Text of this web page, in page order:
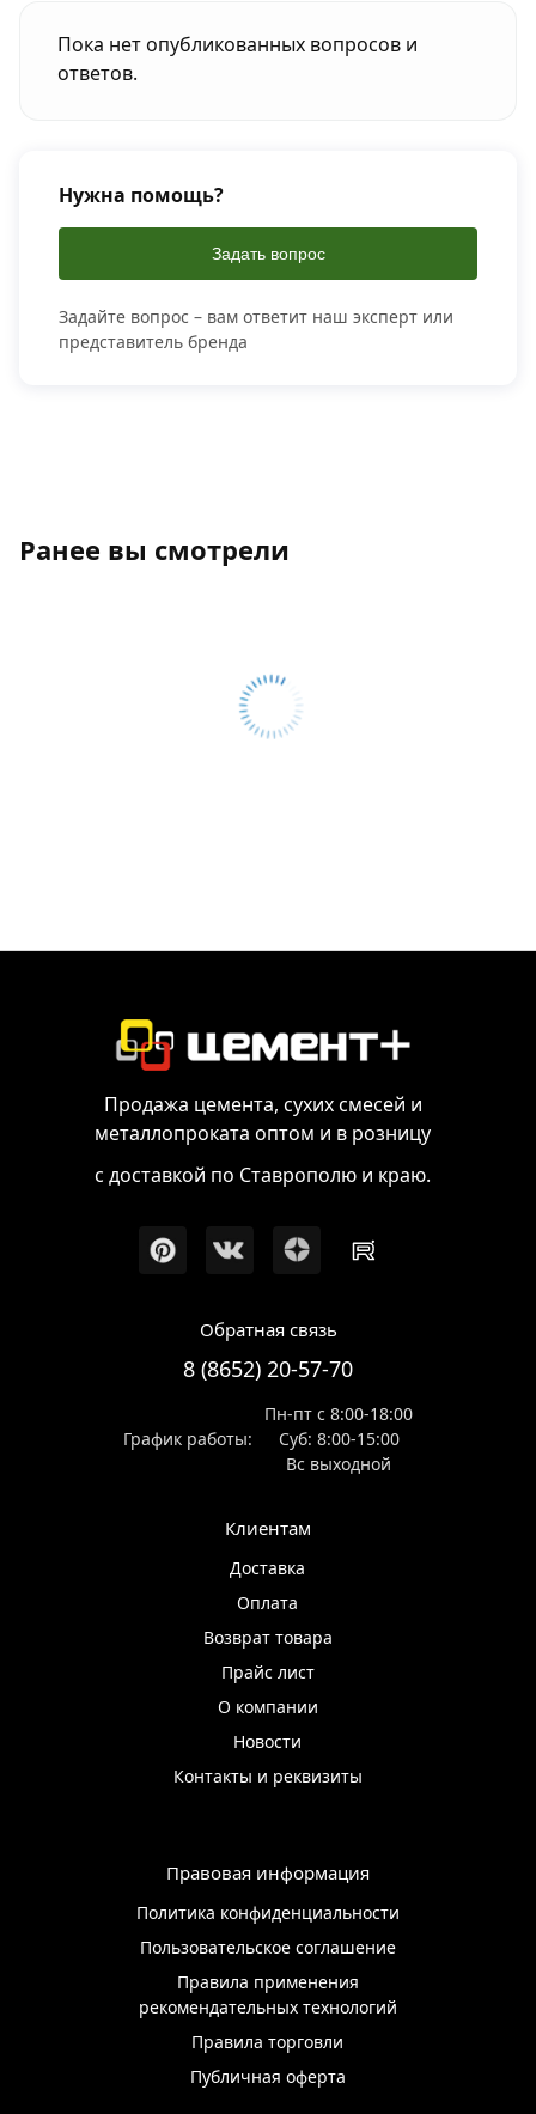
Пока нет опубликованных вопросов и
ответов.
Нужна помощь?
Задать вопрос
Задайте вопрос – вам ответит наш эксперт или
представитель бренда
Ранее вы смотрели
Продажа цемента, сухих смесей и
металлопроката оптом и в розницу
с доставкой по Ставрополю и краю.
Обратная связь
8 (8652) 20-57-70
График работы:
Пн-пт с 8:00-18:00
Суб: 8:00-15:00
Вс выходной
Клиентам
Доставка
Оплата
Возврат товара
Прайс лист
О компании
Новости
Контакты и реквизиты
Правовая информация
Политика конфиденциальности
Пользовательское соглашение
Правила применения
рекомендательных технологий
Правила торговли
Публичная оферта